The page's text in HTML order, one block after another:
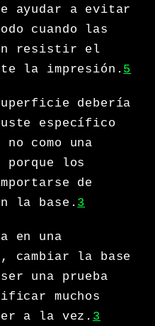
ayudar a evitar
cuando las
resistir el
la impresión. 5
debería
específico
como una
los
de
la base. 3
en una
cambiar la base
una prueba
muchos
a la vez. 3